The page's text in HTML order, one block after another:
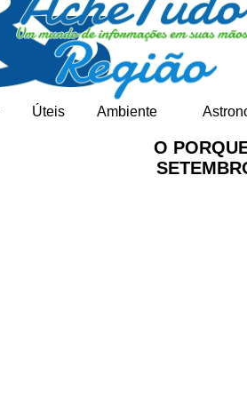
Úteis Ambiente
O